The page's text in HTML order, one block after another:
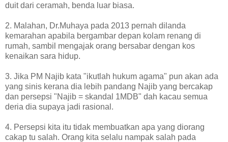
duit dari ceramah, benda luar biasa.
2. Malahan, Dr.Muhaya pada 2013 pernah dilanda
kemarahan apabila bergambar depan kolam renang di
rumah, sambil mengajak orang bersabar dengan kos
kenaikan sara hidup.
3. Jika PM Najib kata "ikutlah hukum agama" pun akan ada
yang sinis kerana dia lebih pandang Najib yang bercakap
dan persepsi "Najib = skandal 1MDB" dah kacau semua
deria dia supaya jadi rasional.
4. Persepsi kita itu tidak membuatkan apa yang diorang
cakap tu salah. Orang kita selalu nampak salah pada